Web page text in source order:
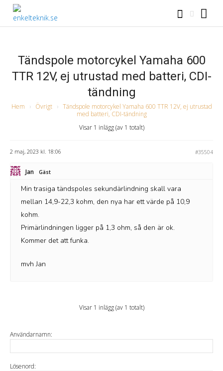
Tändspole motorcykel Yamaha 600
TTR 12V, ej utrustad med batteri, CDI-
tändning
Hem › Övrigt › Tändspole motorcykel Yamaha 600 TTR 12V, ej utrustad
med batteri, CDI-tändning
Visar 1 inlägg (av 1 totalt)
2 maj, 2023 kl. 18:06 #35504
Jan Gäst
Min trasiga tändspoles sekundärlindning skall vara
mellan 14,9-22,3 kohm, den nya har ett värde på 10,9
kohm.
Primärlindningen ligger på 1,3 ohm, så den är ok.
Kommer det att funka.
mvh Jan
Visar 1 inlägg (av 1 totalt)
Användarnamn:
Lösenord: